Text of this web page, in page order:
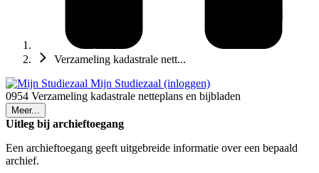
Verzameling kadastrale nett...
Mijn Studiezaal (inloggen)
0954 Verzameling kadastrale netteplans en bijbladen
Meer...
Uitleg bij archieftoegang
Een archieftoegang geeft uitgebreide informatie over een bepaald
archief.